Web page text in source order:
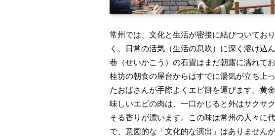
常州では、文化と生活が密接に結びついてお
く、日常の活気（生活の息吹）に深く溶け込
巷（せいかこう）の石畳はまだ朝露に濡れて
桂坊の朝食の屋台からはすでに湯気が立ち上
たおばさんが手際よくエビ餅を運びます。黄
味しいエビの肉は、一口かじると外はサクサ
そる香りが漂います。この味は常州の人々に
で、意図的な「文化的な演出」はありません